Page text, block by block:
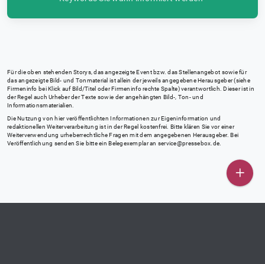
Für die oben stehenden Storys, das angezeigte Event bzw. das Stellenangebot sowie für
das angezeigte Bild- und Tonmaterial ist allein der jeweils angegebene Herausgeber (siehe
Firmeninfo bei Klick auf Bild/Titel oder Firmeninfo rechte Spalte) verantwortlich. Dieser ist in
der Regel auch Urheber der Texte sowie der angehängten Bild-, Ton- und
Informationsmaterialien.
Die Nutzung von hier veröffentlichten Informationen zur Eigeninformation und
redaktionellen Weiterverarbeitung ist in der Regel kostenfrei. Bitte klären Sie vor einer
Weiterverwendung urheberrechtliche Fragen mit dem angegebenen Herausgeber. Bei
Veröffentlichung senden Sie bitte ein Belegexemplar an service@pressebox.de